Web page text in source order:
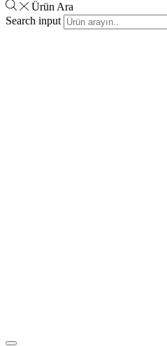
Ürün Ara
Search input